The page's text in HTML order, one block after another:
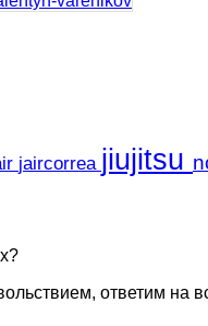
jaircorrea jiujitsu
ответим на